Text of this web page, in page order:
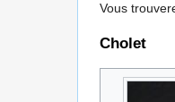
Vous
Cholet